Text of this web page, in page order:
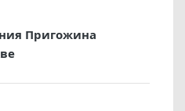
Пригожина